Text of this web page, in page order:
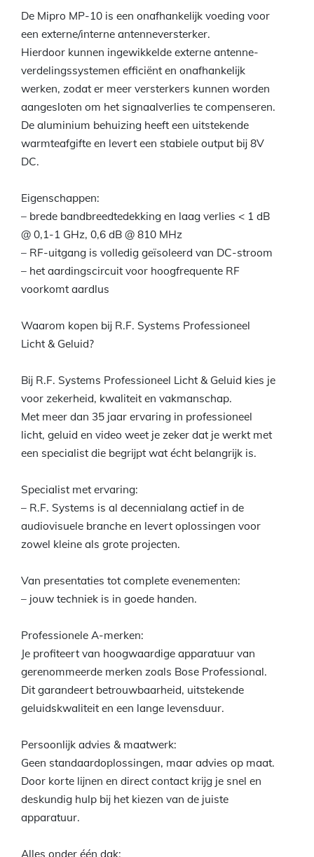
De Mipro MP-10 is een onafhankelijk voeding voor
een externe/interne antenneversterker.
Hierdoor kunnen ingewikkelde externe antenne-
verdelingssystemen efficiënt en onafhankelijk
werken, zodat er meer versterkers kunnen worden
aangesloten om het signaalverlies te compenseren.
De aluminium behuizing heeft een uitstekende
warmteafgifte en levert een stabiele output bij 8V
DC.
Eigenschappen:
– brede bandbreedtedekking en laag verlies < 1 dB
@ 0,1-1 GHz, 0,6 dB @ 810 MHz
– RF-uitgang is volledig geïsoleerd van DC-stroom
– het aardingscircuit voor hoogfrequente RF
voorkomt aardlus
Waarom kopen bij R.F. Systems Professioneel
Licht & Geluid?
Bij R.F. Systems Professioneel Licht & Geluid kies je
voor zekerheid, kwaliteit en vakmanschap.
Met meer dan 35 jaar ervaring in professioneel
licht, geluid en video weet je zeker dat je werkt met
een specialist die begrijpt wat écht belangrijk is.
Specialist met ervaring:
– R.F. Systems is al decennialang actief in de
audiovisuele branche en levert oplossingen voor
zowel kleine als grote projecten.
Van presentaties tot complete evenementen:
– jouw techniek is in goede handen.
Professionele A-merken:
Je profiteert van hoogwaardige apparatuur van
gerenommeerde merken zoals Bose Professional.
Dit garandeert betrouwbaarheid, uitstekende
geluidskwaliteit en een lange levensduur.
Persoonlijk advies & maatwerk:
Geen standaardoplossingen, maar advies op maat.
Door korte lijnen en direct contact krijg je snel en
deskundig hulp bij het kiezen van de juiste
apparatuur.
Alles onder één dak: